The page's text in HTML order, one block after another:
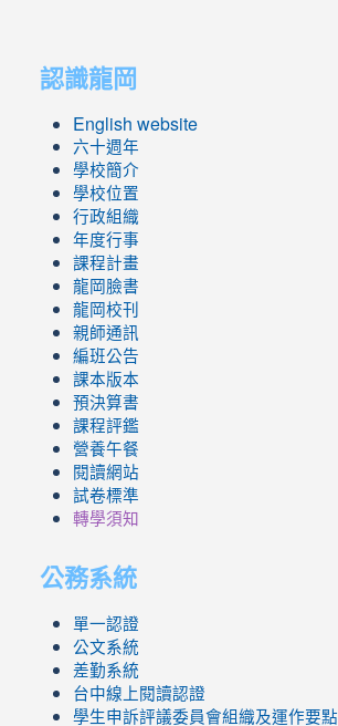
認識龍岡
English website
六十週年
學校簡介
學校位置
行政組織
年度行事
課程計畫
龍岡臉書
龍岡校刊
親師通訊
編班公告
課本版本
預決算書
課程評鑑
營養午餐
閱讀網站
試卷標準
轉學須知
公務系統
單一認證
公文系統
差勤系統
台中線上閱讀認證
學生申訴評議委員會組織及運作要點